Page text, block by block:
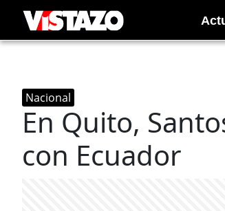
Nacional
En Quito,
con Ecuador